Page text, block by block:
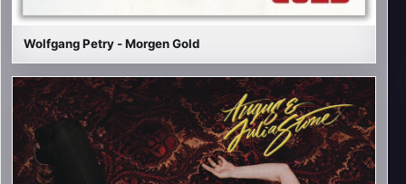
Wolfgang Petry - Morgen Gold